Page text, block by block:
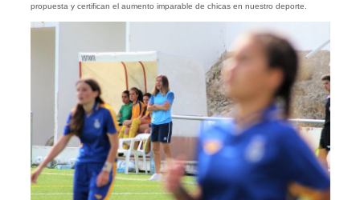
propuesta y certifican el aumento imparable de chicas en nuestro deporte.